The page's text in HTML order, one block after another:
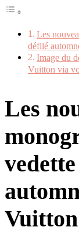
Les
défilé
Image du
Vuitton via
Les
Vuitton